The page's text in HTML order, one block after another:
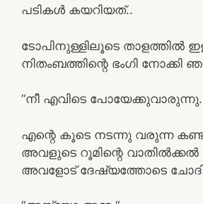
പടികൾ കയറിയത്..
ടോപിനുള്ളിലൂടെ താളത്തിൽ
നിതംബത്തിന്റെ ഭംഗി നോക്കി
“നീ എവിടെ
എന്റെ കൂടെ നടന്നു വരുന്ന
അവളുടെ റൂമിന്റെ വാതിൽക്കൽ
അവളോട്‌ ദേഷ്യത്തോടെ